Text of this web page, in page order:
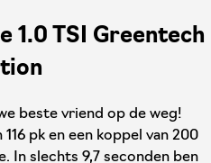
1.0 TSI Greentech
beste vriend op de weg!
pk en een koppel van 200
In slechts 9,7 seconden ben